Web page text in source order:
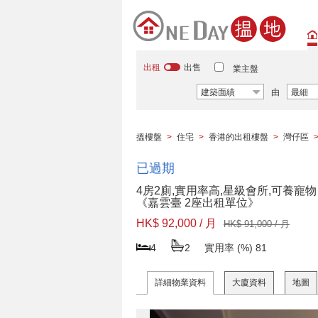
出租 出售 業主盤
建築面績 由 最細
搵樓盤 > 住宅 > 香港的出租樓盤 > 灣仔區 >
已過期
4房2廁,實用率高,星級會所,可養寵物
《嘉雲臺 2座出租單位》
HK$ 92,000 / 月
HK$ 91,000 / 月
4 2 實用率 (%) 81
詳細物業資料 大廈資料 地圖